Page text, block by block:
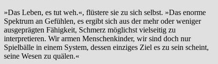
»Das Leben, es tut weh.«, flüstere sie zu sich selbst. »Das enorme
Spektrum an Gefühlen, es ergibt sich aus der mehr oder weniger
ausgeprägten Fähigkeit, Schmerz möglichst vielseitig zu
interpretieren. Wir armen Menschenkinder, wir sind doch nur
Spielbälle in einem System, dessen einziges Ziel es zu sein scheint,
seine Wesen zu quälen.«